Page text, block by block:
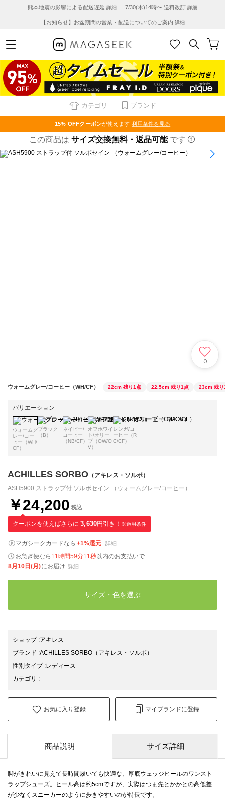
熊本地震の影響による配送遅延 詳細 ｜ 7/30(木)14時〜 送料改訂 詳細
【お知らせ】お盆期間の営業・配送についてのご案内 詳細
カテゴリ ブランド
15% OFFクーポンが使えます 利用条件を見る
この商品は サイズ交換無料・返品可能 です
1/6
0
ウォームグレー/コーヒー（WH/CF） 22cm 残り1点 22.5cm 残り1点 23cm 残り
バリエーション
ウォームグ
レー/コー
ヒー（WH/
CF）
ブラック
（B）
ネイビー/
コーヒー
（NB/CF）
オフホワイ
ト/オリー
ブ（OW/O
V）
レンガ/コ
ーヒー（R
C/CF）
ACHILLES SORBO （アキレス・ソルボ）
ASH5900 ストラップ付 ソルボセイン （ウォームグレー/コーヒー）
￥24,200 税込
クーポンを使えばさらに 3,630円引き！ ※適用条件
マガシークカードなら +1%還元 詳細
お急ぎ便なら 11時間59分10秒以内のお支払いで
8月10日(月)にお届け 詳細
サイズ・色を選ぶ
ショップ:アキレス
ブランド :ACHILLES SORBO （アキレス・ソルボ）
性別タイプ:レディース
カテゴリ :
お気に入り登録 マイブランドに登録
商品説明 サイズ詳細
脚がきれいに見えて長時間履いても快適な、厚底ウェッジヒールのワンスト
ラップシューズ。ヒール高は約5cmですが、実際はつま先とかかとの高低差
が少なくスニーカーのように歩きやすいのが特長です。